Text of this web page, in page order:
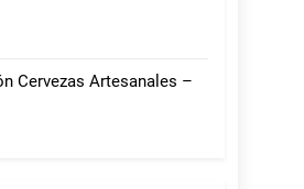
Cervezas Artesanales –